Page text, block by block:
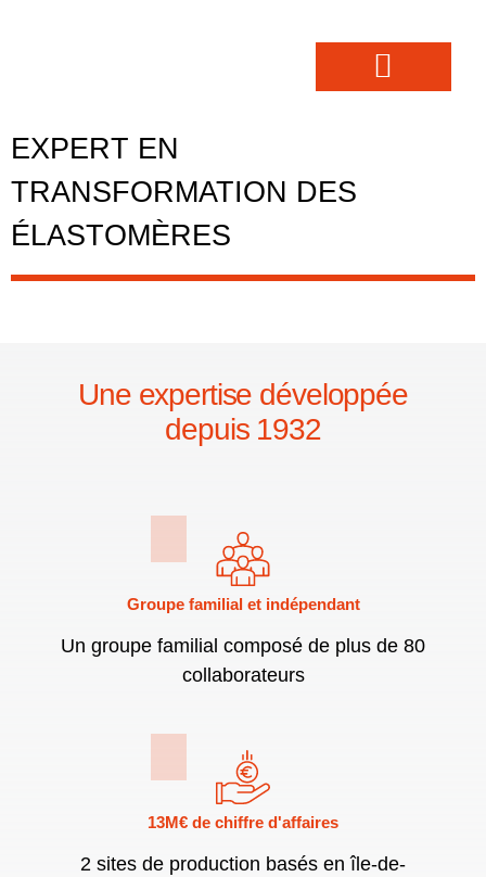
EXPERT EN
TRANSFORMATION DES
ÉLASTOMÈRES
Une expertise développée
depuis 1932
Groupe familial et indépendant
Un groupe familial composé de plus de 80
collaborateurs
13M€ de chiffre d'affaires
2 sites de production basés en île-de-